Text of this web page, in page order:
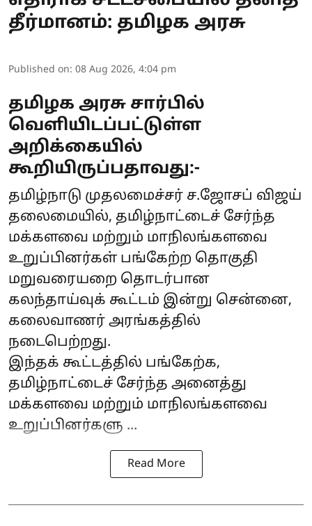
தீர்மானம்: தமிழக அரசு
Published on: 08 Aug 2026, 4:04 pm
தமிழக அரசு சார்பில்
வெளியிடப்பட்டுள்ள
அறிக்கையில்
கூறியிருப்பதாவது:-
தமிழ்நாடு முதலமைச்சர் ச.ஜோசப் விஜய்
தலைமையில், தமிழ்நாட்டைச் சேர்ந்த
மக்களவை மற்றும் மாநிலங்களவை
உறுப்பினர்கள் பங்கேற்ற தொகுதி
மறுவரையறை தொடர்பான
கலந்தாய்வுக் கூட்டம் இன்று சென்னை,
கலைவாணர் அரங்கத்தில்
நடைபெற்றது.
இந்தக் கூட்டத்தில் பங்கேற்க,
தமிழ்நாட்டைச் சேர்ந்த அனைத்து
மக்களவை மற்றும் மாநிலங்களவை
உறுப்பினர்களு ...
Read More